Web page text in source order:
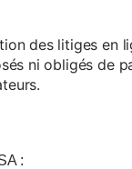
des litiges en
ni obligés de
: